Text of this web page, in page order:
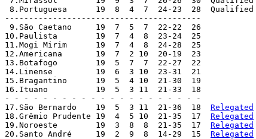
8.Portuguesa	   19  8  4  7  24-23  28  Qualified
-----------------------------------------
9.São Caetano	   19  7  5  7  22-22  26
10.Paulista	   19  7  4  8  23-24  25
11.Mogi Mirim	   19  7  4  8  24-28  25
12.Americana	   19  7  2 10  20-19  23
13.Botafogo	   19  5  7  7  22-27  22
14.Linense	   19  6  3 10  23-31  21
15.Bragantino	   19  5  4 10  21-30  19
16.Ituano	   19  5  3 11  21-33  18
- - - - - - - - - - - - - - - - - - - - -
17.São Bernardo	   19  5  3 11  21-36  18 Relegated
18.Grêmio Prudente 19  4  5 10  21-35  17 Relegated
19.Noroeste	   19  3  8  8  21-35  17 Relegated
20.Santo André	   19  2  9  8  14-29  15 Relegated